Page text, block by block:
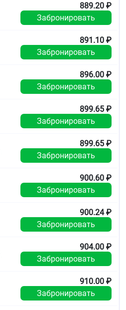
889.20 ₽
Забронировать
891.10 ₽
Забронировать
896.00 ₽
Забронировать
899.65 ₽
Забронировать
899.65 ₽
Забронировать
900.60 ₽
Забронировать
900.24 ₽
Забронировать
904.00 ₽
Забронировать
910.00 ₽
Забронировать